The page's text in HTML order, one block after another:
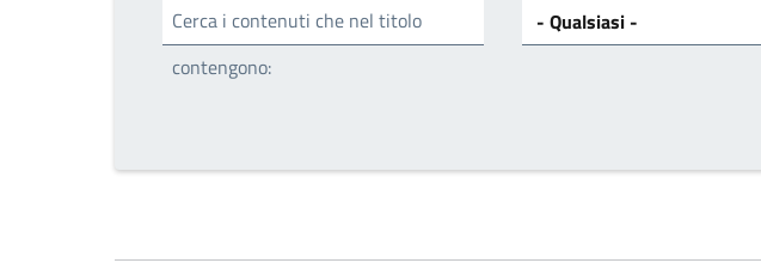
Cerca i contenuti che nel titolo
contengono: